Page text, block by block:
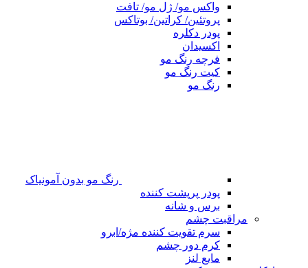
واکس مو/ ژل مو/ تافت
پروتئین/ کراتین/ بوتاکس
پودر دکلره
اکسیدان
فرچه رنگ مو
کیت رنگ مو
رنگ مو
رنگ مو بدون آمونیاک
پودر پرپشت کننده
برس و شانه
مراقبت چشم
سرم تقویت کننده مژه/ابرو
کرم دور چشم
مایع لنز